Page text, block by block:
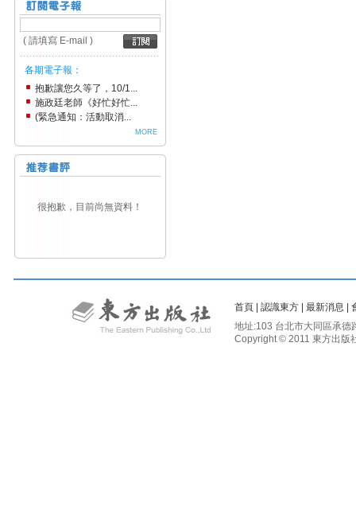
( 請填寫 E-mail )
各期電子報：
抱歉讓您久等了，10/1...
施政廷老師《好忙好忙...
(緊急通知：活動取消...
MORE
很抱歉，目前尚無資料！
首頁 認識東方 最新消息
地址:103 台北市大同區承
Copyright © 2011 東方出版